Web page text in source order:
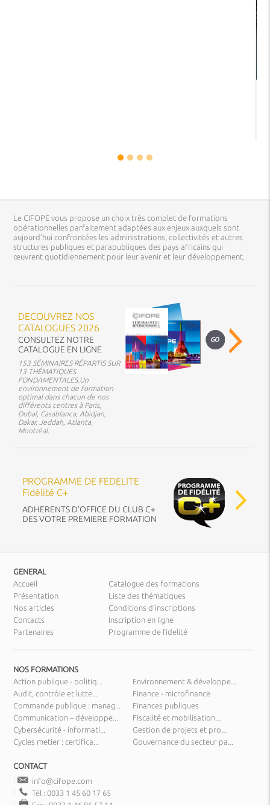
Le CIFOPE vous propose un choix très complet de formations
opérationnelles parfaitement adaptées aux enjeux auxquels sont
aujourd’hui confrontées les administrations, collectivités et autres
structures publiques et parapubliques des pays africains qui
œuvrent quotidiennement pour leur avenir et leur développement.
DECOUVREZ NOS
CATALOGUES 2026
CONSULTEZ NOTRE
CATALOGUE EN LIGNE
153 SÉMINAIRES RÉPARTIS SUR
13 THÉMATIQUES
FONDAMENTALES.Un
environnement de formation
optimal dans chacun de nos
différents centres à Paris,
Dubaï, Casablanca, Abidjan,
Dakar, Jeddah, Atlanta,
Montréal.
PROGRAMME DE FEDELITE
Fidélité C+
ADHERENTS D’OFFICE DU CLUB C+
DES VOTRE PREMIERE FORMATION
GENERAL
Accueil
Présentation
Nos articles
Contacts
Partenaires
Catalogue des formations
Liste des thématiques
Conditions d’inscriptions
Inscription en ligne
Programme de fidelité
NOS FORMATIONS
Action publique - politiq...
Audit, contrôle et lutte...
Commande publique : manag...
Communication – développe...
Cybersécurité - informati...
Cycles metier : certifica...
Environnement & développe...
Finance - microfinance
Finances publiques
Fiscalité et mobilisation...
Gestion de projets et pro...
Gouvernance du secteur pa...
CONTACT
info@cifope.com
Tél : 0033 1 45 60 17 65